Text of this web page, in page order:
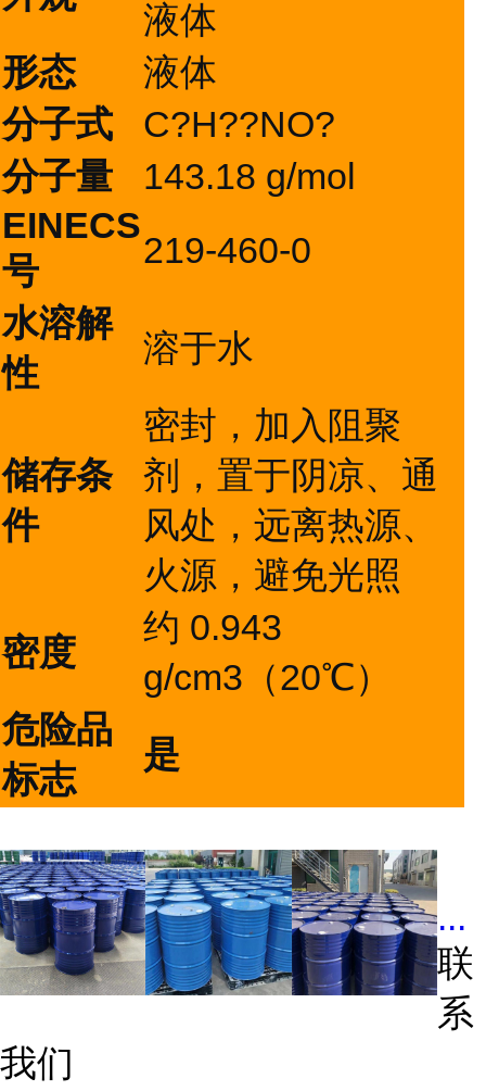
液体
形态
液体
分子式
C?H??NO?
分子量
143.18 g/mol
EINECS
号
219-460-0
水溶解
性
溶于水
储存条
件
密封，加入阻聚
剂，置于阴凉、通
风处，远离热源、
火源，避免光照
密度
约 0.943
g/cm3（20℃）
危险品
标志
是
...
联
系
我们